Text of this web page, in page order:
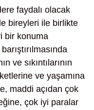
faydalı olacak
bireyleri ile birlikte
bir konuma
ve sıkıntılarının
ve yaşamına
maddi açıdan çok
çok iyi paralar